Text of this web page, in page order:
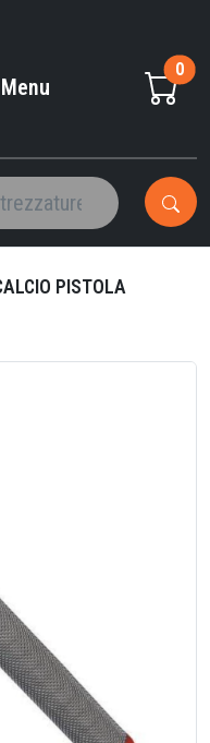
Menu
0
PISTOLA